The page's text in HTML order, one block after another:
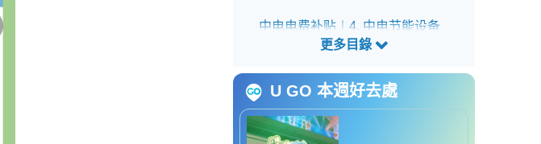
中电电费补贴︱4. 中电节能设备
升级资助最多20万
中电电费补贴︱5. 清凉家居试验
计划为基层配备循环扇
中电电费补贴︱6. 中电电子学习
U GO 本週好去處